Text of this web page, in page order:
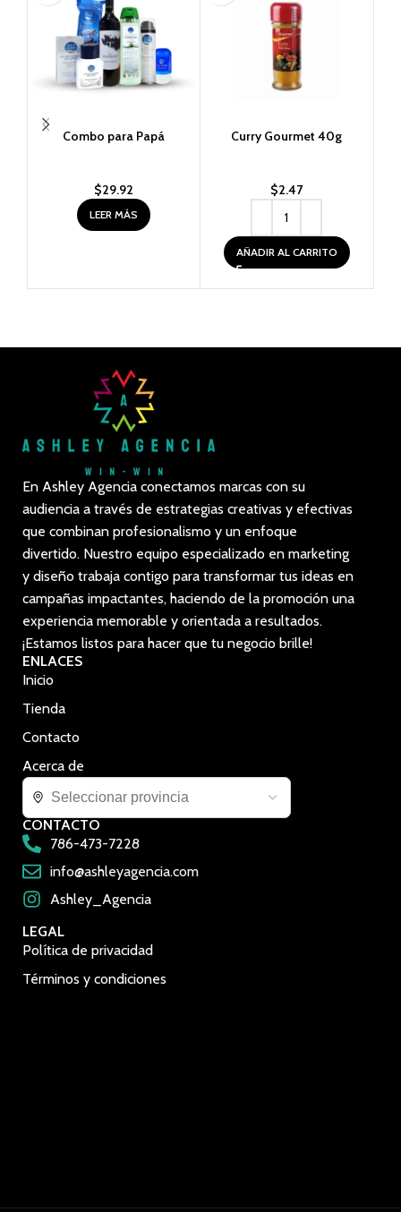
Combo para Papá
$29.92
LEER MÁS
Curry Gourmet 40g
$2.47
AÑADIR AL CARRITO
En Ashley Agencia conectamos marcas con su
audiencia a través de estrategias creativas y efectivas
que combinan profesionalismo y un enfoque
divertido. Nuestro equipo especializado en marketing
y diseño trabaja contigo para transformar tus ideas en
campañas impactantes, haciendo de la promoción una
experiencia memorable y orientada a resultados.
¡Estamos listos para hacer que tu negocio brille!
ENLACES
Inicio
Tienda
Contacto
Acerca de
CONTACTO
786-473-7228
info@ashleyagencia.com
Ashley_Agencia
LEGAL
Política de privacidad
Términos y condiciones